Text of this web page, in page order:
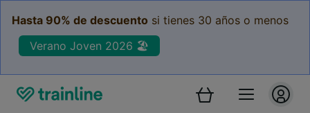
Hasta 90% de descuento si tienes 30 años o menos
Verano Joven 2026 🏖️